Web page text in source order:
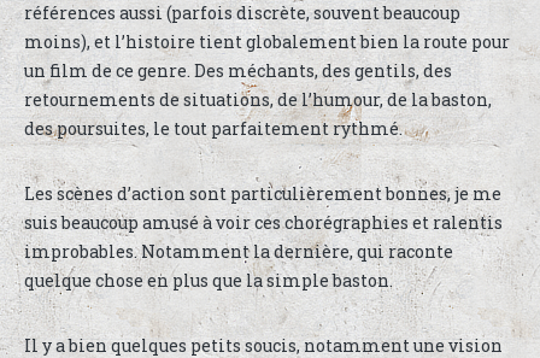
références aussi (parfois discrète, souvent beaucoup
moins), et l’histoire tient globalement bien la route pour
un film de ce genre. Des méchants, des gentils, des
retournements de situations, de l’humour, de la baston,
des poursuites, le tout parfaitement rythmé.
Les scènes d’action sont particulièrement bonnes, je me
suis beaucoup amusé à voir ces chorégraphies et ralentis
improbables. Notamment la dernière, qui raconte
quelque chose en plus que la simple baston.
Il y a bien quelques petits soucis, notamment une vision